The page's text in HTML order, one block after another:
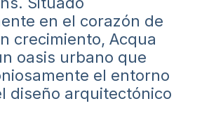
en el corazón de
crecimiento, Acqua
oasis urbano que
el entorno
diseño arquitectónico